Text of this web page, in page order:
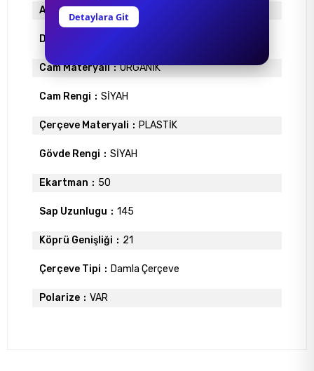
Ayna YOK
Degrade
Cam Materyali ORGANİK
Cam Rengi SİYAH
Çerçeve Materyali PLASTİK
Gövde Rengi SİYAH
Ekartman 50
Sap Uzunlugu 145
Köprü Genişliği 21
Çerçeve Tipi Damla Çerçeve
Polarize VAR
Detaylara Git